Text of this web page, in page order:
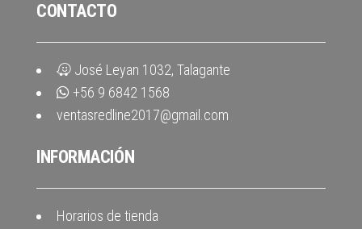
CONTACTO
José Leyan 1032, Talagante
+56 9 6842 1568
ventasredline2017@gmail.com
INFORMACIÓN
Horarios de tienda